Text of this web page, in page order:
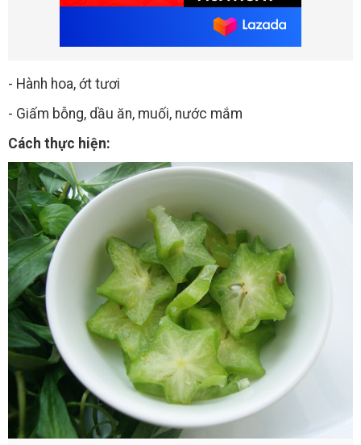
- Hành hoa, ớt tươi
- Giấm bỗng, dầu ăn, muối, nước mắm
Cách thực hiện: